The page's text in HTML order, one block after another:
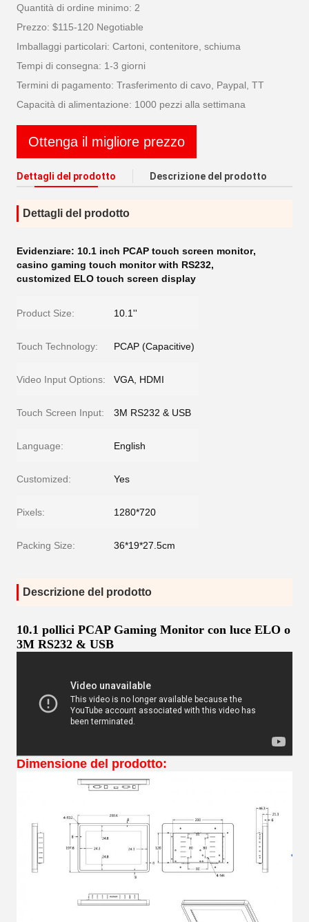
Quantità di ordine minimo: 2
Prezzo: $115-120 Negotiable
Imballaggi particolari: Cartoni, contenitore, schiuma
Tempi di consegna: 1-3 giorni
Termini di pagamento: Trasferimento di cavo, Paypal, TT
Capacità di alimentazione: 1000 pezzi alla settimana
Ottenga il migliore prezzo
Dettagli del prodotto Descrizione del prodotto
Dettagli del prodotto
Evidenziare: 10.1 inch PCAP touch screen monitor,
casino gaming touch monitor with RS232,
customized ELO touch screen display
Product Size: 10.1''
Touch Technology: PCAP (Capacitive)
Video Input Options: VGA, HDMI
Touch Screen Input: 3M RS232 & USB
Language: English
Customized: Yes
Pixels: 1280*720
Packing Size: 36*19*27.5cm
Descrizione del prodotto
10.1 pollici PCAP Gaming Monitor con luce ELO o
3M RS232 & USB
Dimensione del prodotto: